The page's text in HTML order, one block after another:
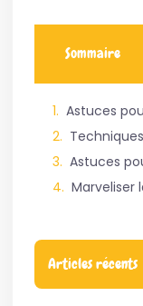
Sommaire
Astuces
Astuces
Marveliser
Articles récents